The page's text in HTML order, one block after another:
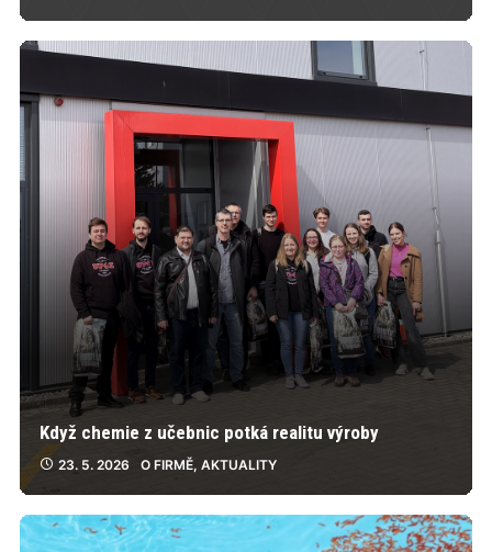
Když chemie z učebnic potká realitu výroby
23. 5. 2026 O FIRMĚ, AKTUALITY